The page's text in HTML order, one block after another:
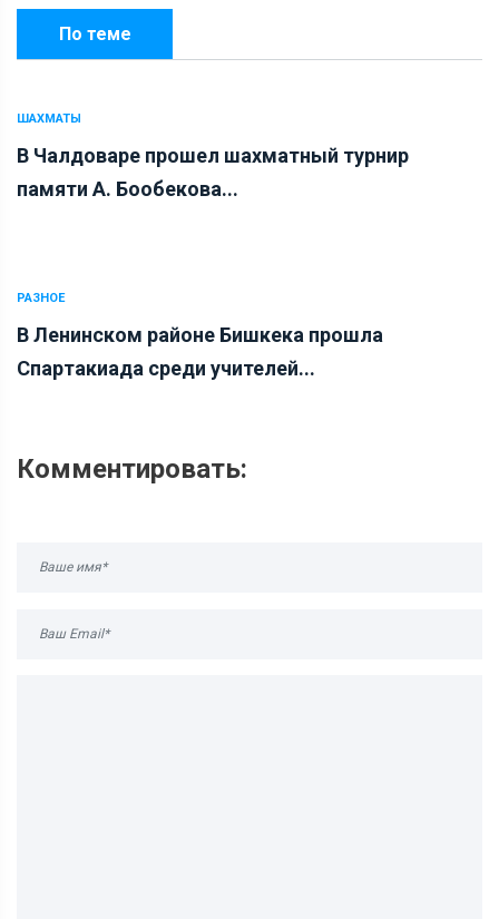
По теме
ШАХМАТЫ
В Чалдоваре прошел шахматный турнир
памяти А. Бообекова...
РАЗНОЕ
В Ленинском районе Бишкека прошла
Спартакиада среди учителей...
Комментировать: